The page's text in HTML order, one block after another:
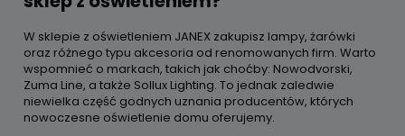
W sklepie z oświetleniem JANEX zakupisz lampy, żarówki
oraz różnego typu akcesoria od renomowanych firm. Warto
wspomnieć o markach, takich jak choćby: Nowodvorski,
Zuma Line, a także Sollux Lighting. To jednak zaledwie
niewielka część godnych uznania producentów, których
nowoczesne oświetlenie domu oferujemy.